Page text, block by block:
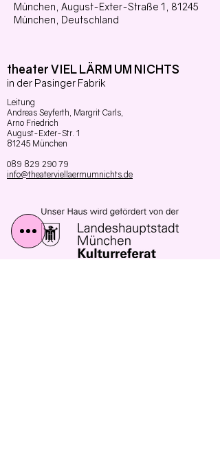
München, August-Exter-Straße 1, 81245
München, Deutschland
theater VIEL LÄRM UM NICHTS
in der Pasinger Fabrik
Leitung
Andreas Seyferth, Margrit Carls,
Arno Friedrich
August-Exter-Str. 1
81245 München
089 829 290 79
info@theaterviellaermumnichts.de